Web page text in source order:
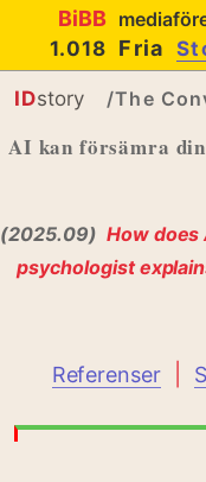
BiBB
1.018 Fria
IDstory /The
AI kan försämra
(2025.09) How does
psychologist
Referenser